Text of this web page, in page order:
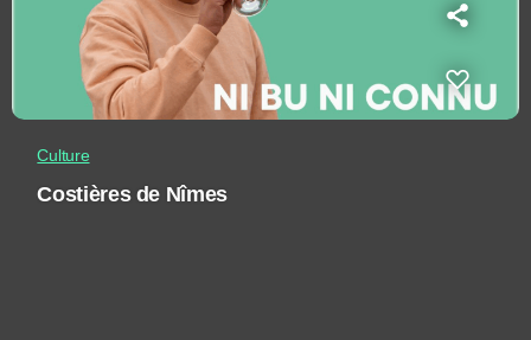
Culture
Costières de Nîmes